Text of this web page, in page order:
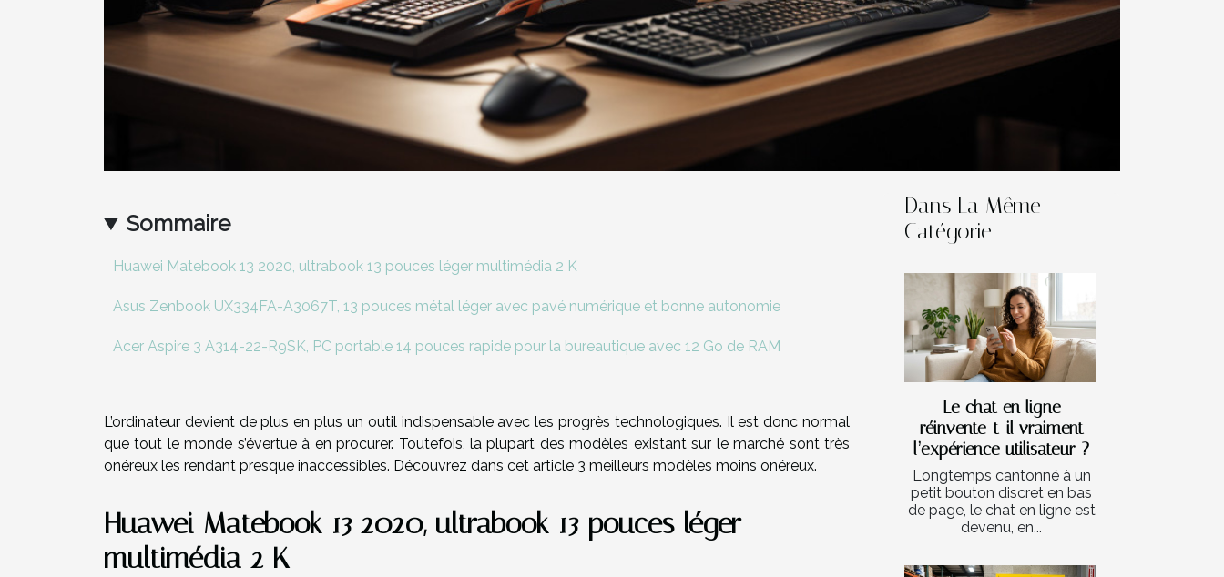
Sommaire
Huawei Matebook 13 2020, ultrabook 13 pouces léger multimédia 2 K
Asus Zenbook UX334FA-A3067T, 13 pouces métal léger avec pavé numérique et bonne autonomie
Acer Aspire 3 A314-22-R9SK, PC portable 14 pouces rapide pour la bureautique avec 12 Go de RAM
L’ordinateur devient de plus en plus un outil indispensable avec les progrès technologiques. Il est donc normal
que tout le monde s’évertue à en procurer. Toutefois, la plupart des modèles existant sur le marché sont très
onéreux les rendant presque inaccessibles. Découvrez dans cet article 3 meilleurs modèles moins onéreux.
Huawei Matebook 13 2020, ultrabook 13 pouces léger
multimédia 2 K
Dans La Même
Catégorie
Le chat en ligne
réinvente-t-il vraiment
l’expérience utilisateur ?
Longtemps cantonné à un
petit bouton discret en bas
de page, le chat en ligne est
devenu, en...